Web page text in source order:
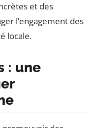
et des
l’engagement des
locale.
: une